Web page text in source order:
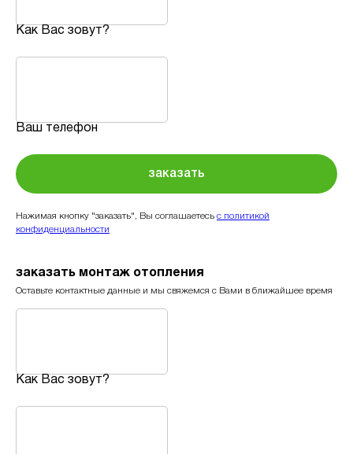
Как Вас зовут?
Ваш телефон
заказать
Нажимая кнопку "заказать", Вы соглашаетесь с политикой
конфиденциальности
заказать монтаж отопления
Оставьте контактные данные и мы свяжемся с Вами в ближайшее время
Как Вас зовут?